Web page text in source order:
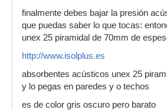
finalmente debes bajar la presión
que puedas saber lo que tocas:
unex 25 piramidal de 70mm de
http://www.isolplus.es
absorbentes acústicos unex 25
y lo pegas en paredes y o techos
es de color gris oscuro pero barato